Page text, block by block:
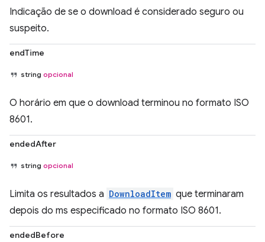
Indicação de se o download é considerado seguro ou
suspeito.
endTime
string opcional
O horário em que o download terminou no formato ISO
8601.
endedAfter
string opcional
Limita os resultados a DownloadItem que terminaram
depois do ms especificado no formato ISO 8601.
endedBefore